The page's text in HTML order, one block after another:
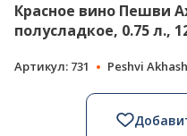
Красное вино Пешви
полусладкое, 0.75 л.,
Артикул: 731 Peshvi